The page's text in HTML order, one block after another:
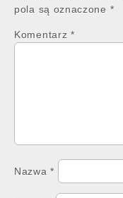
pola są oznaczone *
Komentarz *
Nazwa*